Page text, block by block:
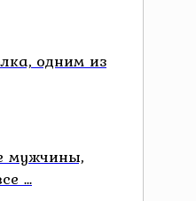
одним из
мужчины,
...